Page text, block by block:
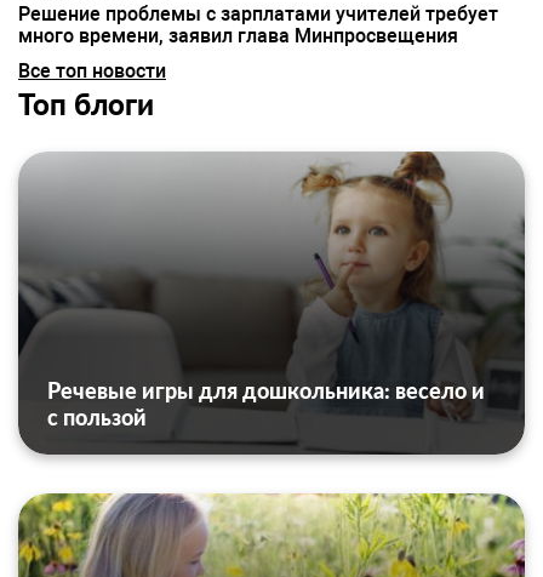
Решение проблемы с зарплатами учителей требует
много времени, заявил глава Минпросвещения
Все топ новости
Топ блоги
Речевые игры для дошкольника: весело и
с пользой